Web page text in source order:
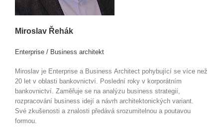
Miroslav Řehák
Enterprise / Business architekt
Miroslav je Enterprise a Business Architect pohybující se více než
20 let v oblasti bankovnictví. Poslední roky v korporátním
bankovnictví. Zaměřuje se na analýzu business strategií,
rozpracování business idejí a návrh architektonických variant.
Své zkušenosti a znalosti předává srozumitelnou a poutavou
formou.